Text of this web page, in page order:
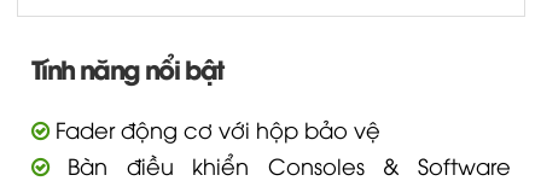
Tính năng nổi bật
Fader động cơ với hộp bảo vệ
Bàn điều khiển Consoles & Software